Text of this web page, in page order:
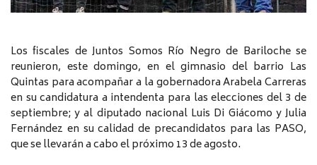
Los fiscales de Juntos Somos Río Negro de Bariloche se
reunieron, este domingo, en el gimnasio del barrio Las
Quintas para acompañar a la gobernadora Arabela Carreras
en su candidatura a intendenta para las elecciones del 3 de
septiembre; y al diputado nacional Luis Di Giácomo y Julia
Fernández en su calidad de precandidatos para las PASO,
que se llevarán a cabo el próximo 13 de agosto.